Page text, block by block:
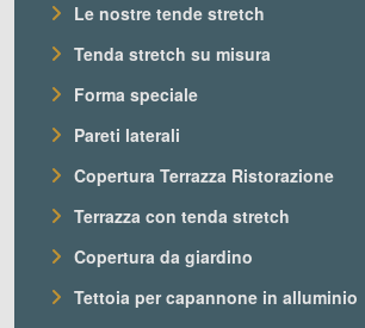
Le nostre tende stretch
Tenda stretch su misura
Forma speciale
Pareti laterali
Copertura Terrazza Ristorazione
Terrazza con tenda stretch
Copertura da giardino
Tettoia per capannone in alluminio